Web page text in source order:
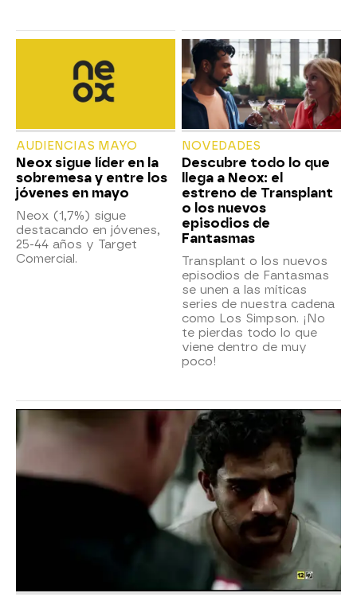
AUDIENCIAS MAYO
Neox sigue líder en la
sobremesa y entre los
jóvenes en mayo
Neox (1,7%) sigue
destacando en jóvenes,
25-44 años y Target
Comercial.
NOVEDADES
Descubre todo lo que
llega a Neox: el
estreno de Transplant
o los nuevos
episodios de
Fantasmas
Transplant o los nuevos
episodios de Fantasmas
se unen a las míticas
series de nuestra cadena
como Los Simpson. ¡No
te pierdas todo lo que
viene dentro de muy
poco!